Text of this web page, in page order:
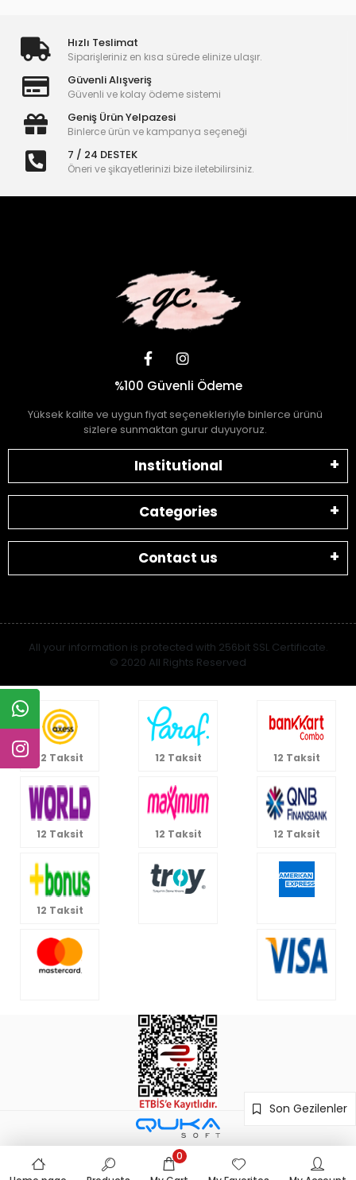
Son Gezilenler
Hızlı Teslimat
Siparişleriniz en kısa sürede elinize ulaşır.
Güvenli Alışveriş
Güvenli ve kolay ödeme sistemi
Geniş Ürün Yelpazesi
Binlerce ürün ve kampanya seçeneği
7 / 24 DESTEK
Öneri ve şikayetlerinizi bize iletebilirsiniz.
%100 Güvenli Ödeme
Yüksek kalite ve uygun fiyat seçenekleriyle binlerce ürünü
sizlere sunmaktan gurur duyuyoruz.
Institutional
Categories
Contact us
All your information is protected with 256bit SSL Certificate.
© 2020 All Rights Reserved
12 Taksit 12 Taksit 12 Taksit
12 Taksit 12 Taksit 12 Taksit
12 Taksit
0